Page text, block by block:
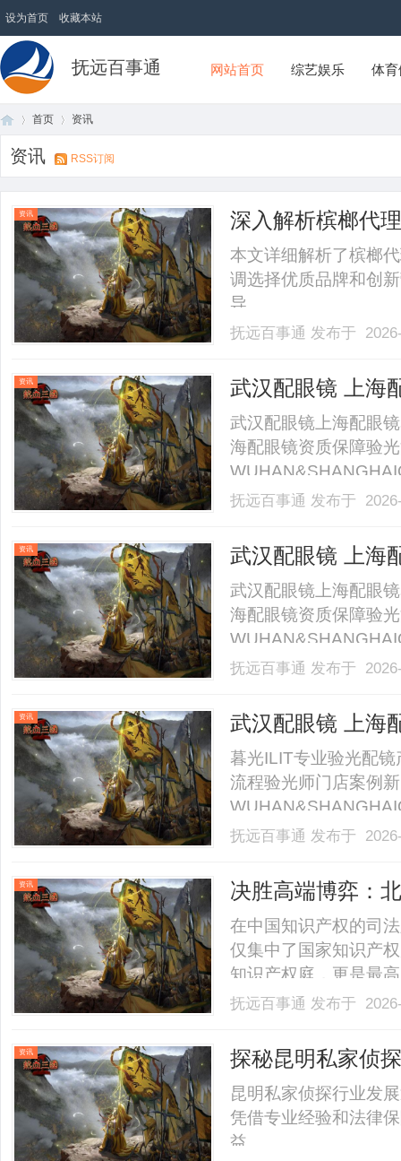
设为首页 收藏本站
抚远百事通 网站首页 综艺娱乐 体
首页 资讯
资讯 RSS订阅
资讯
深入解析槟榔代
榔事业
本文详细解析了槟榔
调选择优质品牌和创
导。......
抚远百事通 发布于
资讯 武汉配眼镜 上海
武汉配眼镜上海配眼
海配眼镜资质保障验
业验光配镜的写字楼
40%-60%优惠，兼顾
抚远百事通 发布于
资讯 武汉配眼镜 上海
武汉配眼镜上海配眼
海配眼镜资质保障验
业验光配镜的写字楼
40%-60%优惠，兼顾
抚远百事通 发布于
资讯 武汉配眼镜 上海
暮光ILIT专业验光配
流程验光师门店案例
业验光配镜的写字楼
40%-60%优惠，兼顾
抚远百事通 发布于
资讯
决胜高端博弈：
破局之道
在中国知识产权的司
仅集中了国家知识产
知识产权庭，更是最
乎所有涉及专利无效
检验。对于身处高科
这.........
抚远百事通 发布于
资讯 探秘昆明私家侦
昆明私家侦探行业发
凭借专业经验和法律
益。......